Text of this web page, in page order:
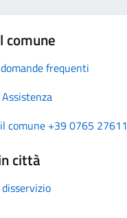
comune
frequenti
comune +39 0765 27611
città